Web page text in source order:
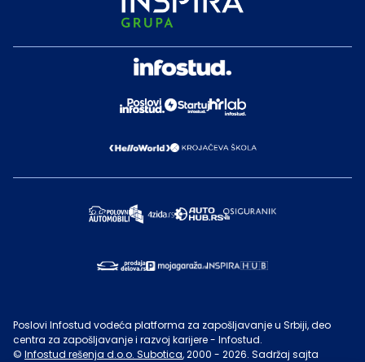
Poslovi Infostud vodeća platforma za zapošljavanje u Srbiji, deo
centra za zapošljavanje i razvoj karijere - Infostud.
© Infostud rešenja d.o.o. Subotica, 2000 - 2026. Sadržaj sajta